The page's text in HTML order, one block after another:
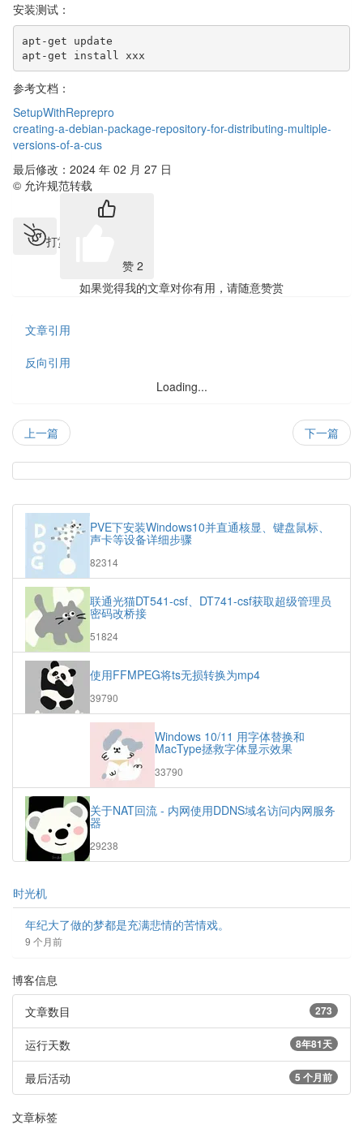
安装测试：
apt-get update
apt-get install xxx
参考文档：
SetupWithReprepro
creating-a-debian-package-repository-for-distributing-multiple-
versions-of-a-cus
最后修改：2024 年 02 月 27 日
© 允许规范转载
打赏
赞 2
如果觉得我的文章对你有用，请随意赞赏
文章引用
反向引用
Loading...
下一篇
上一篇
热
章
文
章
PVE下安装Windows10并直通核显、键盘鼠标、
声卡等设备详细步骤
浏
次
数:
82314
联通光猫DT541-csf、DT741-csf获取超级管理员
密码改桥接
浏
次
数:
51824
使用FFMPEG将ts无损转换为mp4
浏
次
39790
Windows 10/11 用字体替换和
MacType拯救字体显示效果
浏
数:
33790
关于NAT回流 - 内网使用DDNS域名访问内网服务
器
浏
览
29238
时光机
年纪大了做的梦都是充满悲情的苦情戏。
9 个月前
博客信息
273
文章数目
8年81天
运行天数
5 个月前
最后活动
文章标签